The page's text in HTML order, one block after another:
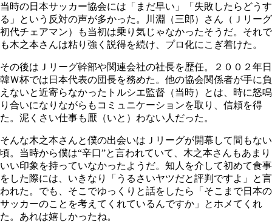
当時の日本サッカー協会には「まだ早い」「失敗したらどうす
る」という反対の声が多かった。川淵（三郎）さん（Ｊリーグ
初代チェアマン）も当初は乗り気じゃなかったそうだ。それで
も木之本さんは粘り強く説得を続け、プロ化にこぎ着けた。
その後はＪリーグ幹部や関連会社の社長を歴任。２００２年日
韓Ｗ杯では日本代表の団長を務めた。他の協会関係者が手に負
えないと近寄らなかったトルシエ監督（当時）とは、時に怒鳴
り合いになりながらもコミュニケーションを取り、信頼を得
た。泥くさい仕事も厭（いと）わない人だった。
そんな木之本さんと僕の出会いはＪリーグが開幕して間もない
頃。当時から僕は“辛口”と言われていて、木之本さんもあまり
いい印象を持っていなかったようだ。知人を介して初めて食事
をした際には、いきなり「うるさいヤツだと評判ですよ」と言
われた。でも、そこでゆっくりと話をしたら「そこまで日本の
サッカーのことを考えてくれているんですか」とホメてくれ
た。あれは嬉しかったね。